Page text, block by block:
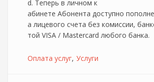
d. Теперь в личном к
абинете Абонента доступно
а лицевого счета без комиссии,
той VISA / Mastercard любого банка.
Оплата услуг Услуги